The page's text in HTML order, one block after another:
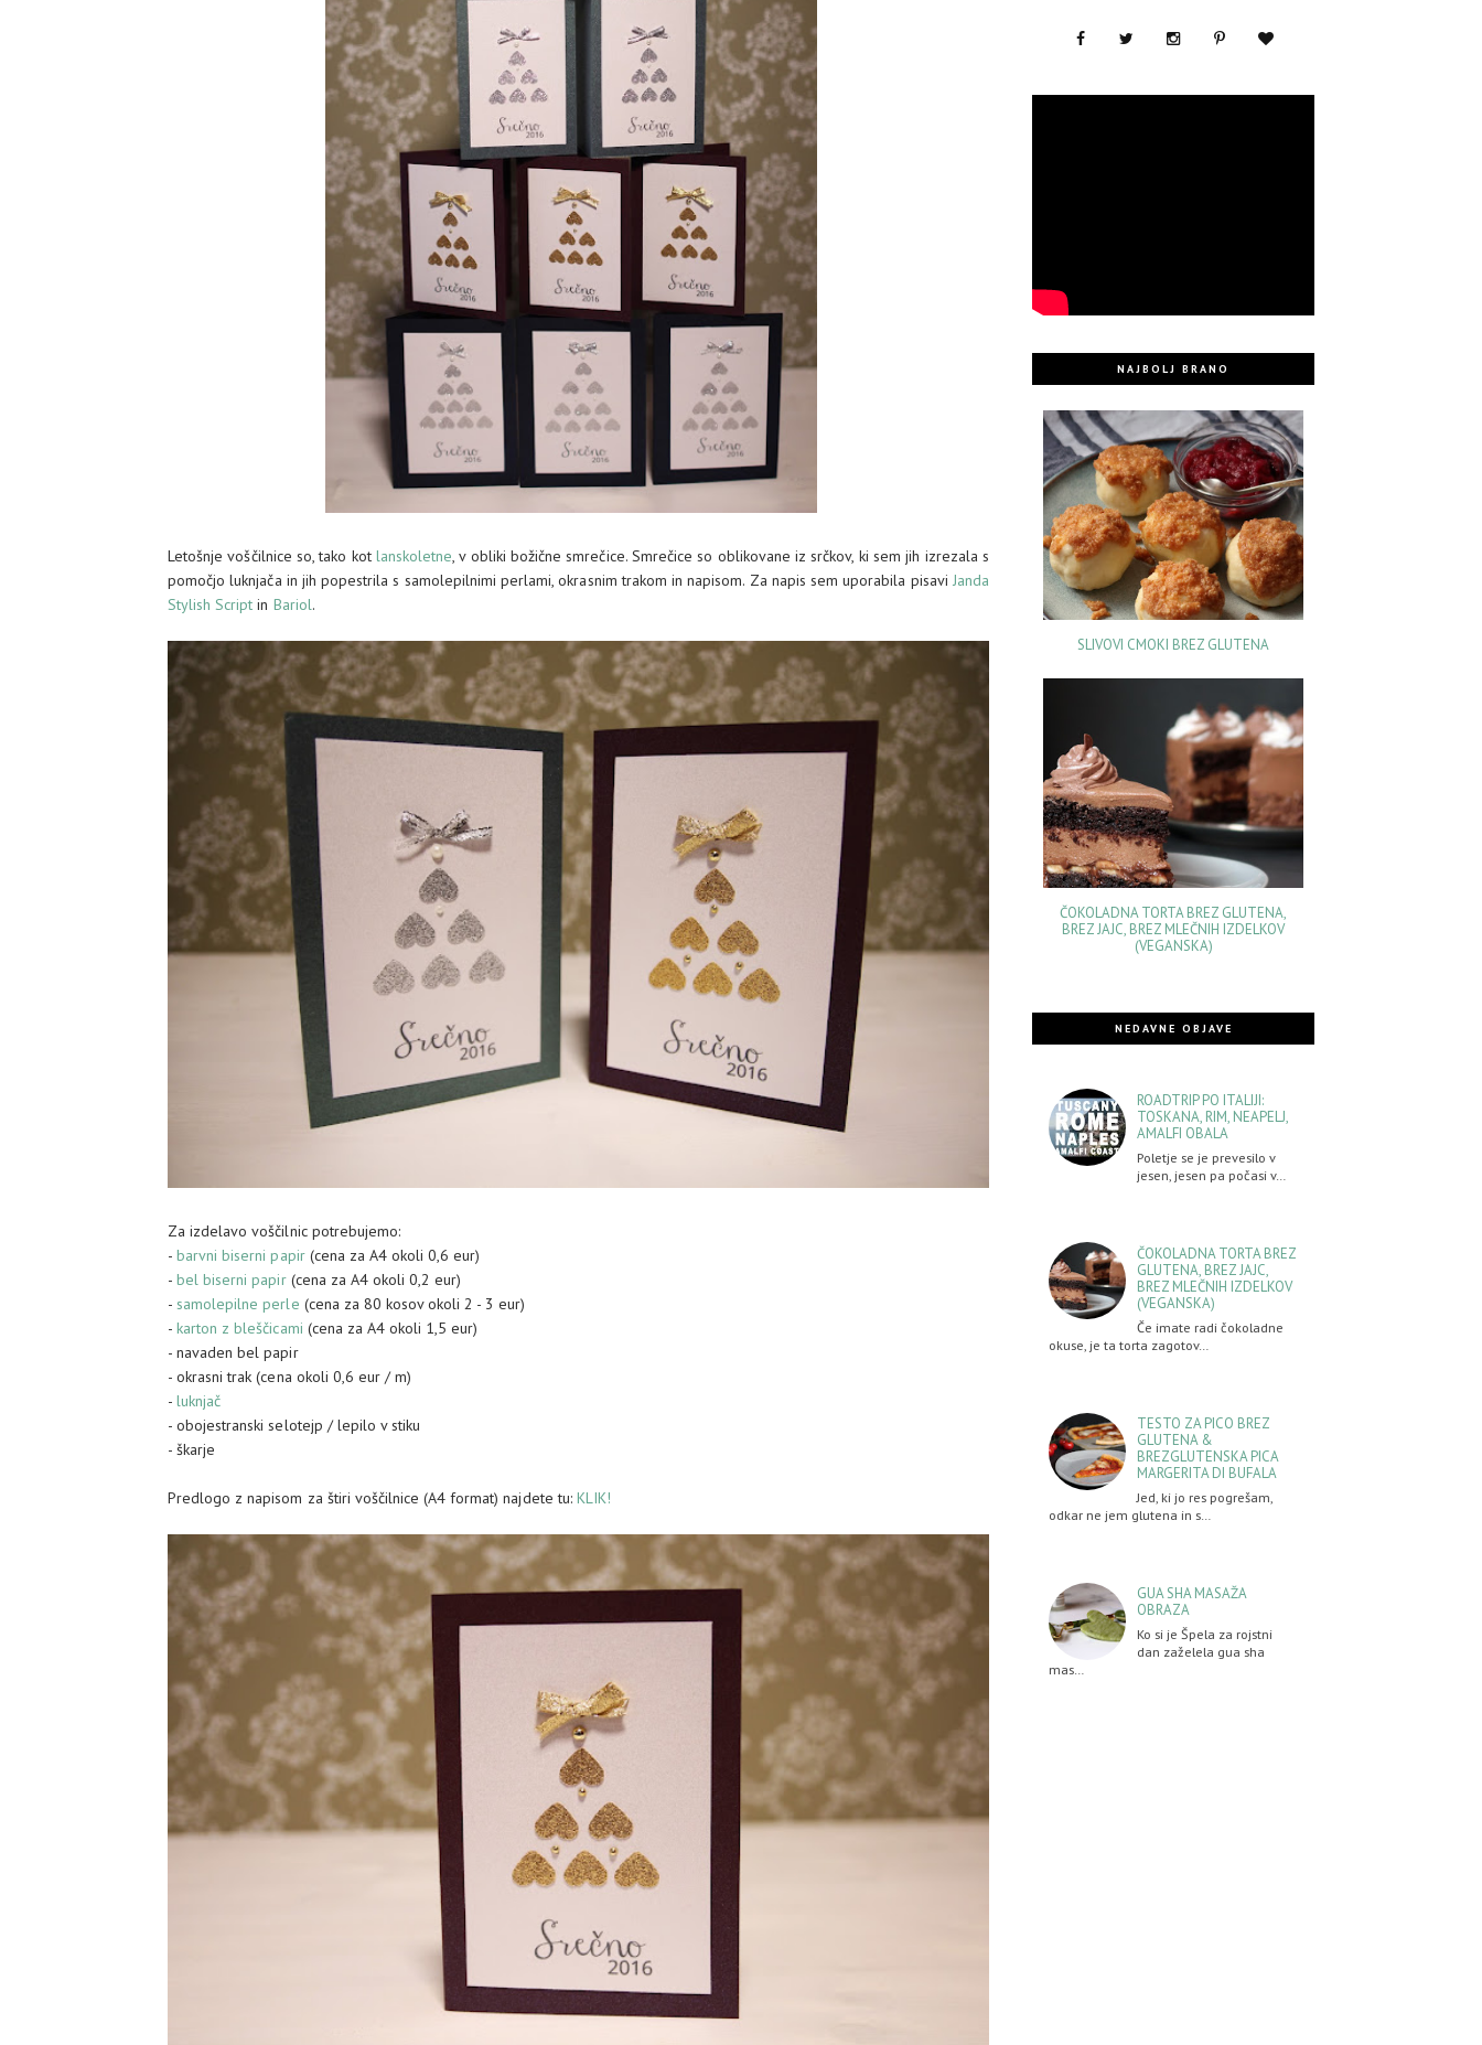
Letošnje voščilnice so, tako kot lanskoletne, v obliki božične smrečice. Smrečice so oblikovane iz srčkov, ki sem jih izrezala s
pomočjo luknjača in jih popestrila s samolepilnimi perlami, okrasnim trakom in napisom. Za napis sem uporabila pisavi Janda
Stylish Script in Bariol.
Za izdelavo voščilnic potrebujemo:
-barvni biserni papir(cena za A4 okoli 0,6 eur)
-bel biserni papir(cena za A4 okoli 0,2 eur)
-samolepilne perle (cena za 80 kosov okoli 2 - 3 eur)
-karton z bleščicami (cena za A4 okoli 1,5 eur)
- navaden bel papir
- okrasni trak (cena okoli 0,6 eur / m)
-luknjač
- obojestranski selotejp / lepilo v stiku
- škarje
Predlogo z napisom za štiri voščilnice (A4 format) najdete tu: KLIK!
NAJBOLJ BRANO
SLIVOVI CMOKI BREZ GLUTENA
ČOKOLADNA TORTA BREZ GLUTENA,
BREZ JAJC, BREZ MLEČNIH IZDELKOV
(VEGANSKA)
NEDAVNE OBJAVE
ROADTRIP PO ITALIJI:
TOSKANA, RIM, NEAPELJ,
AMALFI OBALA
Poletje se je prevesilo v
jesen, jesen pa počasi v…
ČOKOLADNA TORTA BREZ
GLUTENA, BREZ JAJC,
BREZ MLEČNIH IZDELKOV
(VEGANSKA)
Če imate radi čokoladne
okuse, je ta torta zagotov…
TESTO ZA PICO BREZ
GLUTENA &
BREZGLUTENSKA PICA
MARGERITA DI BUFALA
Jed, ki jo res pogrešam,
odkar ne jem glutena in s…
GUA SHA MASAŽA
OBRAZA
Ko si je Špela za rojstni
dan zaželela gua sha
mas…